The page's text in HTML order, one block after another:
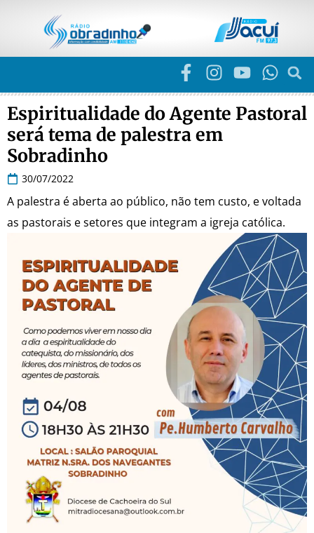
Espiritualidade do Agente Pastoral
será tema de palestra em
Sobradinho
30/07/2022
A palestra é aberta ao público, não tem custo, e voltada
as pastorais e setores que integram a igreja católica.